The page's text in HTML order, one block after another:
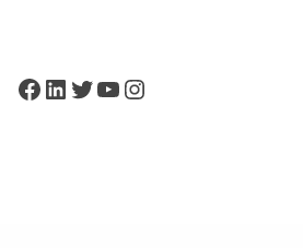
Facebook
LinkedIn
Twitter
YouTube
Instagram